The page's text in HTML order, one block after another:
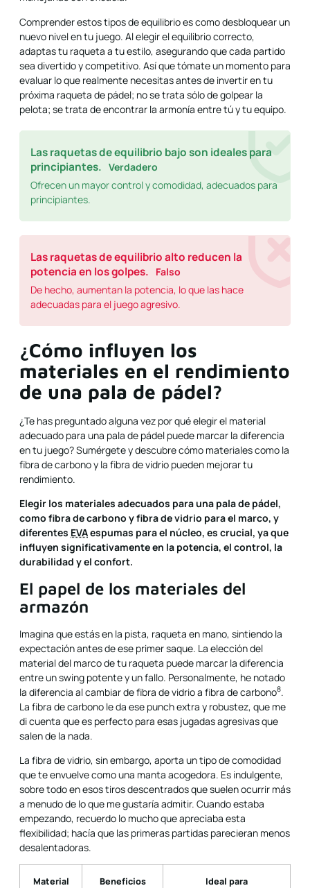
Comprender estos tipos de equilibrio es como desbloquear un
nuevo nivel en tu juego. Al elegir el equilibrio correcto,
adaptas tu raqueta a tu estilo, asegurando que cada partido
sea divertido y competitivo. Así que tómate un momento para
evaluar lo que realmente necesitas antes de invertir en tu
próxima raqueta de pádel; no se trata sólo de golpear la
pelota; se trata de encontrar la armonía entre tú y tu equipo.
Las raquetas de equilibrio bajo son ideales para
principiantes. Verdadero
Ofrecen un mayor control y comodidad, adecuados para
principiantes.
Las raquetas de equilibrio alto reducen la
potencia en los golpes.
Falso
De hecho, aumentan la potencia, lo que las hace
adecuadas para el juego agresivo.
¿Cómo influyen los
materiales en el rendimiento
de una pala de pádel?
¿Te has preguntado alguna vez por qué elegir el material
adecuado para una pala de pádel puede marcar la diferencia
en tu juego? Sumérgete y descubre cómo materiales como la
fibra de carbono y la fibra de vidrio pueden mejorar tu
rendimiento.
Elegir los materiales adecuados para una pala de pádel,
como fibra de carbono y fibra de vidrio para el marco, y
diferentes EVAespumas para el núcleo, es crucial, ya que
influyen significativamente en la potencia, el control, la
durabilidad y el confort.
El papel de los materiales del
armazón
Imagina que estás en la pista, raqueta en mano, sintiendo la
expectación antes de ese primer saque. La elección del
material del marco de tu raqueta puede marcar la diferencia
entre un swing potente y un fallo. Personalmente, he notado
la diferencia al cambiar defibra de vidrioa fibra de carbono8.
La fibra de carbono le da ese punch extra y robustez, que me
di cuenta que es perfecto para esas jugadas agresivas que
salen de la nada.
La fibra de vidrio, sin embargo, aporta un tipo de comodidad
que te envuelve como una manta acogedora. Es indulgente,
sobre todo en esos tiros descentrados que suelen ocurrir más
a menudo de lo que me gustaría admitir. Cuando estaba
empezando, recuerdo lo mucho que apreciaba esta
flexibilidad; hacía que las primeras partidas parecieran menos
desalentadoras.
Material Beneficios Ideal para